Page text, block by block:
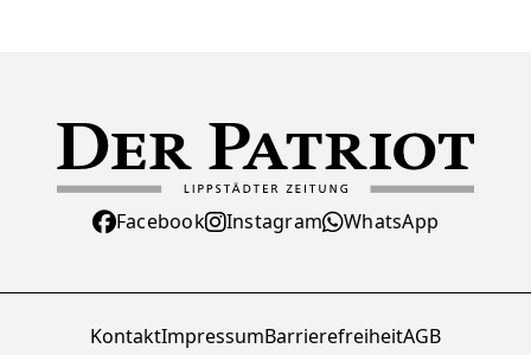
Facebook Instagram WhatsApp
KontaktImpressumBarrierefreiheitAGB